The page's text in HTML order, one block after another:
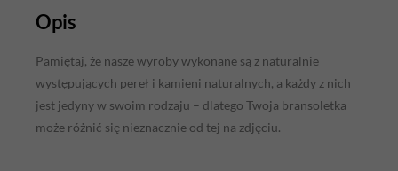
Opis
Pamiętaj, że nasze wyroby wykonane są z naturalnie
występujących pereł i kamieni naturalnych, a każdy z nich
jest jedyny w swoim rodzaju – dlatego Twoja bransoletka
może różnić się nieznacznie od tej na zdjęciu.